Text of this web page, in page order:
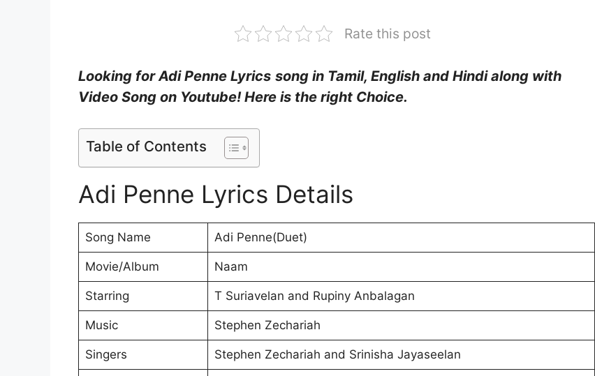
Rate this post
Looking for Adi Penne Lyrics song in Tamil, English and Hindi along with
Video Song on Youtube! Here is the right Choice.
Table of Contents
Adi Penne Lyrics Details
Song Name Adi Penne(Duet)
Movie/Album Naam
Starring T Suriavelan and Rupiny Anbalagan
Music Stephen Zechariah
Singers Stephen Zechariah and Srinisha Jayaseelan